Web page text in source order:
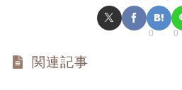
0 0
関連記事